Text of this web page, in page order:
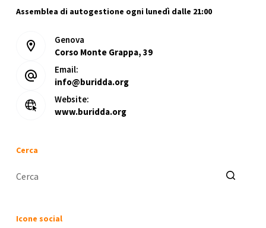
Assemblea di autogestione ogni lunedì dalle 21:00
Genova
Corso Monte Grappa, 39
Email:
info@buridda.org
Website:
www.buridda.org
Cerca
Icone social